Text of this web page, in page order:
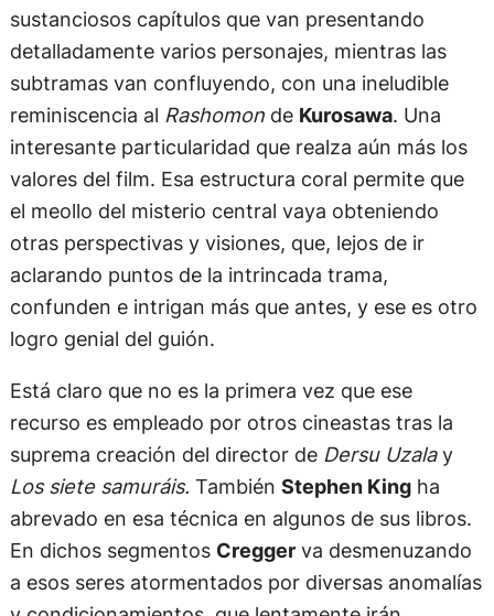
sustanciosos capítulos que van presentando
detalladamente varios personajes, mientras las
subtramas van confluyendo, con una ineludible
reminiscencia al Rashomonde Kurosawa. Una
interesante particularidad que realza aún más los
valores del film. Esa estructura coral permite que
el meollo del misterio central vaya obteniendo
otras perspectivas y visiones, que, lejos de ir
aclarando puntos de la intrincada trama,
confunden e intrigan más que antes, y ese es otro
logro genial del guión.
Está claro que no es la primera vez que ese
recurso es empleado por otros cineastas tras la
suprema creación del director de Dersu Uzalay
Los siete samuráis. También Stephen Kingha
abrevado en esa técnica en algunos de sus libros.
En dichos segmentos Creggerva desmenuzando
a esos seres atormentados por diversas anomalías